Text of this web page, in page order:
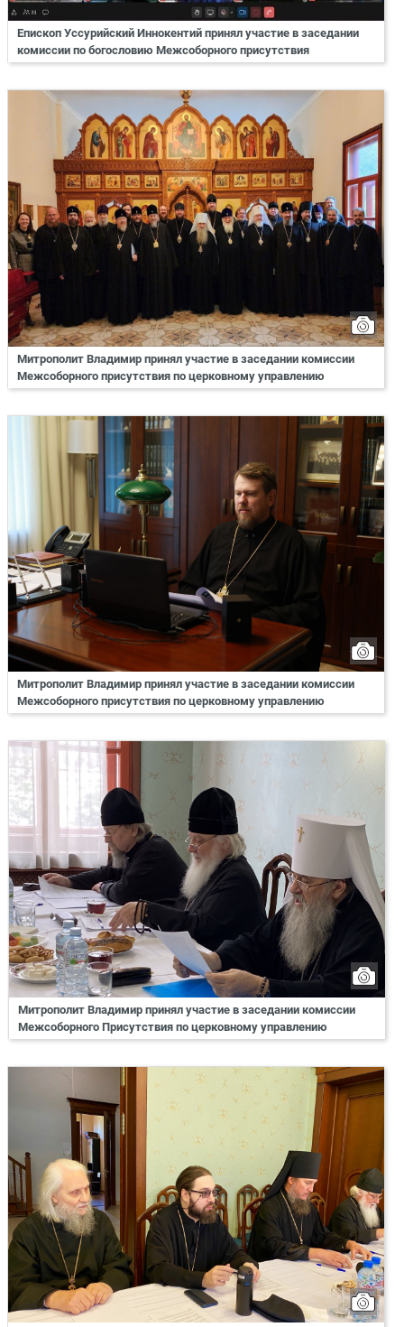
Епископ Уссурийский Иннокентий принял участие в заседании
комиссии по богословию Межсоборного присутствия
Митрополит Владимир принял участие в заседании комиссии
Межсоборного присутствия по церковному управлению
Митрополит Владимир принял участие в заседании комиссии
Межсоборного присутствия по церковному управлению
Митрополит Владимир принял участие в заседании комиссии
Межсоборного Присутствия по церковному управлению